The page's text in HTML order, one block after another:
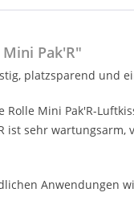
Pak'R"
platzsparend und
Mini Pak'R-
ist sehr
Anwendungen